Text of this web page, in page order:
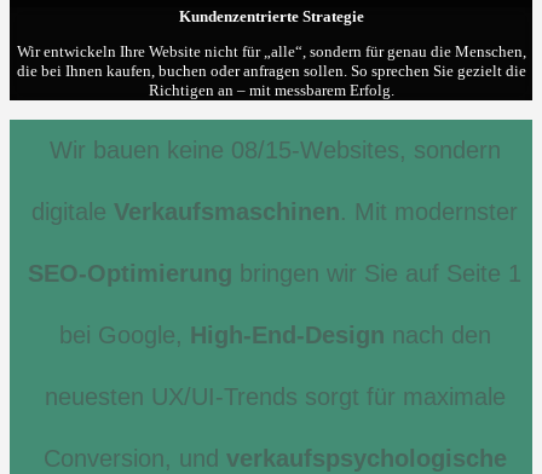
Kundenzentrierte Strategie
Wir entwickeln Ihre Website nicht für „alle“, sondern für genau die Menschen,
die bei Ihnen kaufen, buchen oder anfragen sollen. So sprechen Sie gezielt die
Richtigen an – mit messbarem Erfolg.
Wir bauen keine 08/15-Websites, sondern
digitale Verkaufsmaschinen. Mit modernster
SEO-Optimierung bringen wir Sie auf Seite 1
bei Google, High-End-Design nach den
neuesten UX/UI-Trends sorgt für maximale
Conversion, und verkaufspsychologische